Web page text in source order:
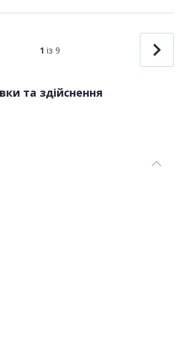
1 із 9
та здійснення